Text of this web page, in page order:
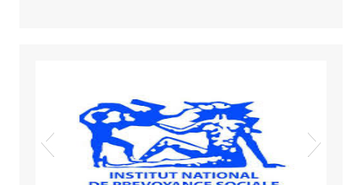
Vigiles spot
Sida VIH